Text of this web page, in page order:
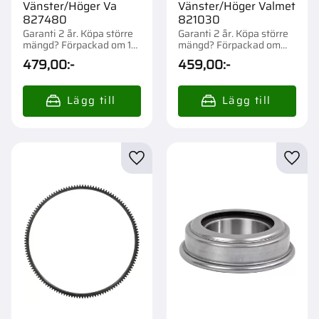
Vänster/Höger Va
827480
Garanti 2 år. Köpa större
mängd? Förpackad om 1
st.
479,00:-
Vänster/Höger Valmet
821030
Garanti 2 år. Köpa större
mängd? Förpackad om
1/200 st.
459,00:-
Lägg till i favoriter